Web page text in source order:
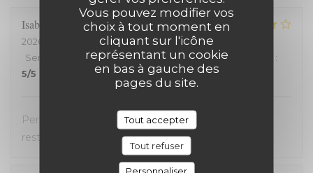
Vous pouvez modifier vos
choix à tout moment en
cliquant sur l'icône
représentant un cookie
en bas à gauche des
pages du site.
Tout accepter
Tout refuser
Personnaliser
Isabelle
2026-07-20
- 19:30 - Couverts 2
Service
Ambiance:4/5 Cuisine:4/5 Qualité / Prix
:
5/5
Personnel très accueillant, très bons plats, carte
restreinte